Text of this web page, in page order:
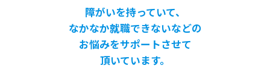
障がいを持っていて、
なかなか就職できないなどの
お悩みをサポートさせて
頂いています。